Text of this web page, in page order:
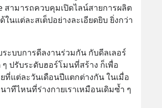
ามารถควบคุมเปิดไลน์สายการผลิต
นแต่ละสเต็ปอย่างละเอียดยิบ ยิ่งกว่า
ะบบการดีลงานร่วมกัน กับดีลเลอร์
ปรับระดับฮอร์โมนที่สร้าง ก็เพื่อ
ที่แต่ละวันเดือนปีแตกต่างกัน ในเมื่อ
าทีไหนที่ร่างกายเราเหมือนเดิมซ้ำ ๆ